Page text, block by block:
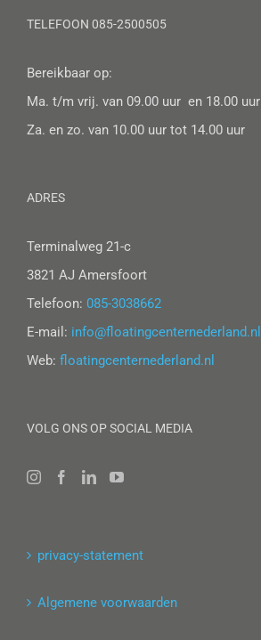
TELEFOON 085-2500505
Bereikbaar op:
Ma. t/m vrij. van 09.00 uur en 18.00 uur
Za. en zo. van 10.00 uur tot 14.00 uur
ADRES
Terminalweg 21-c
3821 AJ Amersfoort
Telefoon: 085-3038662
E-mail: info@floatingcenternederland.nl
Web: floatingcenternederland.nl
VOLG ONS OP SOCIAL MEDIA
privacy-statement
Algemene voorwaarden